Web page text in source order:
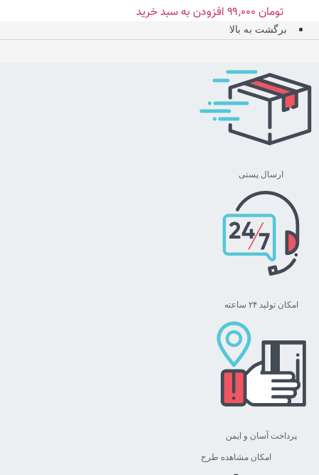
تومان افزودن به سبد خرید
برگشت به بالا
ارسال پستی
امکان تولید ۲۴ ساعته
پرداخت آسان و ایمن
امکان مشاهده طرح